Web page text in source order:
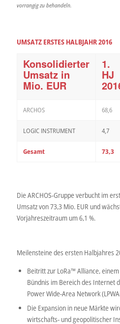
vorrangig zu behandeln.
UMSATZ ERSTES HALBJAHR 2016
Konsolidierter
Umsatz in
Mio. EUR
1.
HJ
ARCHOS 68,6
LOGIC INSTRUMENT 4,7
Gesamt 73,3
Die ARCHOS-Gruppe verbucht im
Umsatz von 73,3 Mio. EUR und
Vorjahreszeitraum um 6,1 %.
Meilensteine des ersten Halbjahres
Beitritt zur LoRa™ Alliance,
Bündnis im Bereich des Internet
Power Wide-Area Network
Die Expansion in neue Märkte
wirtschafts- und geopolitischer